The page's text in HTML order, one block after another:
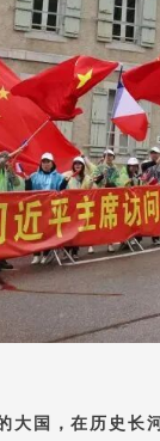
大国，在历史长